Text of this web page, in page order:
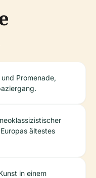
Promenade,
ältestes
in einem